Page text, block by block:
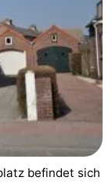
befindet sich